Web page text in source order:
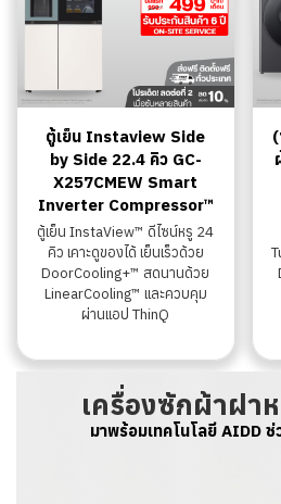
ตู้เย็น Instaview Side
by Side 22.4 คิว GC-
X257CMEW Smart
Inverter Compressor™
ตู้เย็น InstaView™ ดีไซน์หรู 24
คิว เคาะดูของได้ เย็นเร็วด้วย
DoorCooling+™ สดนานด้วย
LinearCooling™ และควบคุม
ผ่านแอป ThinQ
เครื่องซักผ้าฝา
มาพร้อมเทคโนโลยี AIDD ช่